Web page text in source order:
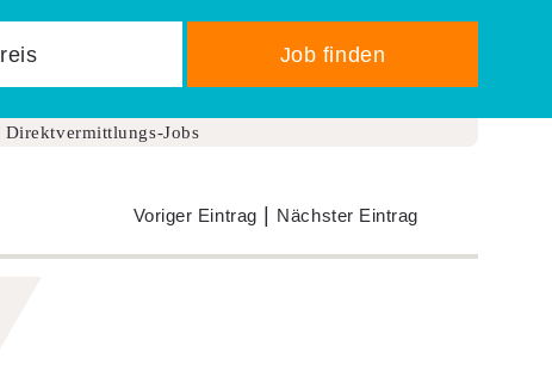
Direktvermittlungs-Jobs
Voriger Eintrag | Nächster Eintrag